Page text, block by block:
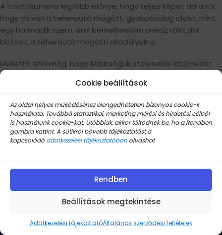
Cookie beállítások
Az oldal helyes működéséhez elengedhetetlen bizonyos cookie-k
használata. Továbbá statisztikai, marketing mérési és hirdetési célból
is használunk cookie-kat. Utóbbiak, akkor töltődnek be, ha a Rendben
gombra kattint. A sütikről bővebb tájékoztatást a
kapcsolódó adatkezelési tájékoztatóban olvashat
Rendben
Beállítások megtekintése
Adatkezelési tájékoztatóÁltalános szerződési feltételek
A tolatókamera legfőbb előnye, hogy teljes képet ad arról,
hogy mi van a teherautó mögött, gyakorlatilag olyan, mint
egy harmadik szem, ami kiemelkedően precíz rálátást
biztosít a teherautó mögötti akadályokra.
Mellette szól még, hogy többségük szélesebb látómezőt
ad, nemcsak közvetlenül az autó mögé, hanem kicsit
oldalsó irányba is látni enged, miközben a pozitívumok közül
mert gyakorlatilag egy kamerából áll az egész, nem több
szenzorból.